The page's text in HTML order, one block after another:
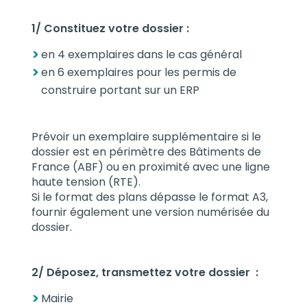
1/ Constituez votre dossier :
en 4 exemplaires dans le cas général
en 6 exemplaires pour les permis de
construire portant sur un ERP
Prévoir un exemplaire supplémentaire si le
dossier est en périmètre des Bâtiments de
France (ABF) ou en proximité avec une ligne
haute tension (RTE).
Si le format des plans dépasse le format A3,
fournir également une version numérisée du
dossier.
2/ Déposez, transmettez votre dossier :
Mairie